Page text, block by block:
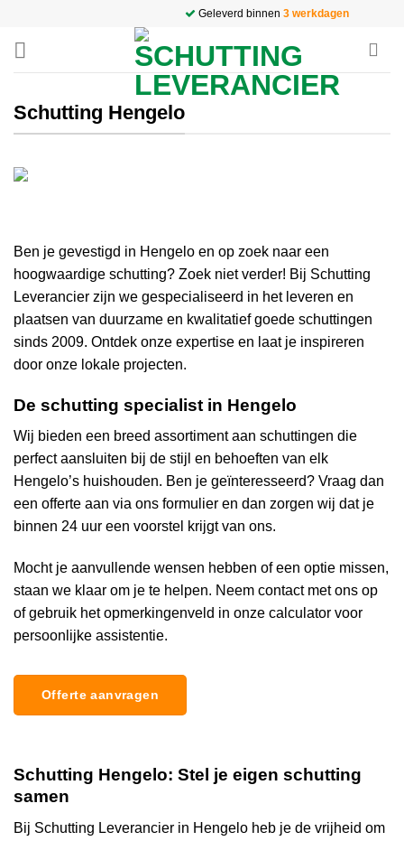
inhoud
Geleverd binnen 3 werkdagen
Schutting Hengelo
Ben je gevestigd in Hengelo en op zoek naar een
hoogwaardige schutting? Zoek niet verder! Bij Schutting
Leverancier zijn we gespecialiseerd in het leveren en
plaatsen van duurzame en kwalitatief goede schuttingen
sinds 2009. Ontdek onze expertise en laat je inspireren
door onze lokale projecten.
De schutting specialist in Hengelo
Wij bieden een breed assortiment aan schuttingen die
perfect aansluiten bij de stijl en behoeften van elk
Hengelo’s huishouden. Ben je geïnteresseerd? Vraag dan
een offerte aan via ons formulier en dan zorgen wij dat je
binnen 24 uur een voorstel krijgt van ons.
Mocht je aanvullende wensen hebben of een optie missen,
staan we klaar om je te helpen. Neem contact met ons op
of gebruik het opmerkingenveld in onze calculator voor
persoonlijke assistentie.
Offerte aanvragen
Schutting Hengelo: Stel je eigen schutting
samen
Bij Schutting Leverancier in Hengelo heb je de vrijheid om